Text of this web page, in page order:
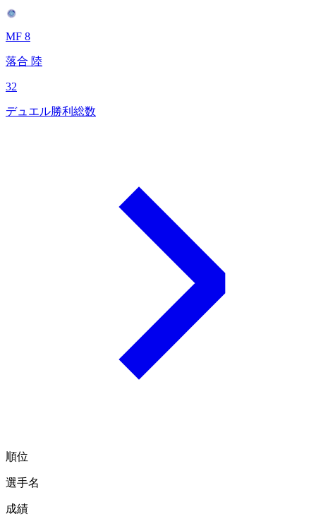
MF 8
落合 陸
32
デュエル勝利総数
順位
選手名
成績